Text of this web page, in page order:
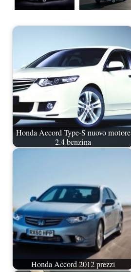
Honda Accord Type-S nuovo motore
2.4 benzina
Honda Accord 2012 prezzi